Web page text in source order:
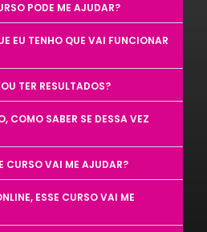
PODE ME AJUDAR?
EU TENHO QUE VAI FUNCIONAR
TER RESULTADOS?
COMO SABER SE DESSA VEZ
CURSO VAI ME AJUDAR?
ESSE CURSO VAI ME